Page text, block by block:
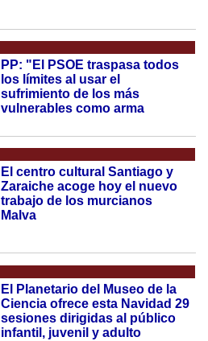
PP: "El PSOE traspasa todos
los límites al usar el
sufrimiento de los más
vulnerables como arma
El centro cultural Santiago y
Zaraiche acoge hoy el nuevo
trabajo de los murcianos
Malva
El Planetario del Museo de la
Ciencia ofrece esta Navidad 29
sesiones dirigidas al público
infantil, juvenil y adulto